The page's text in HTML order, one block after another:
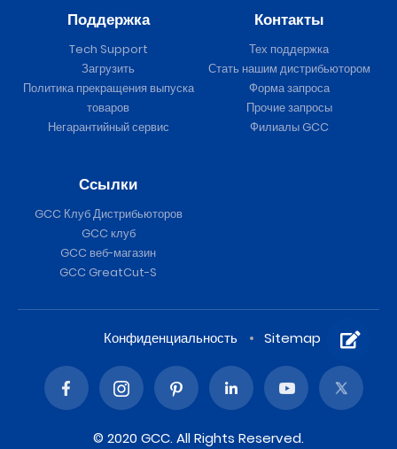
Поддержка
Tech Support
Загрузить
Политика прекращения выпуска
товаров
Негарантийный сервис
Контакты
Тех поддержка
Стать нашим дистрибьютором
Форма запроса
Прочие запросы
Филиалы GCC
Ссылки
GCC Клуб Дистрибьюторов
GCC клуб
GCC веб-магазин
GCC GreatCut-S
Конфиденциальность Sitemap
© 2020 GCC. All Rights Reserved.